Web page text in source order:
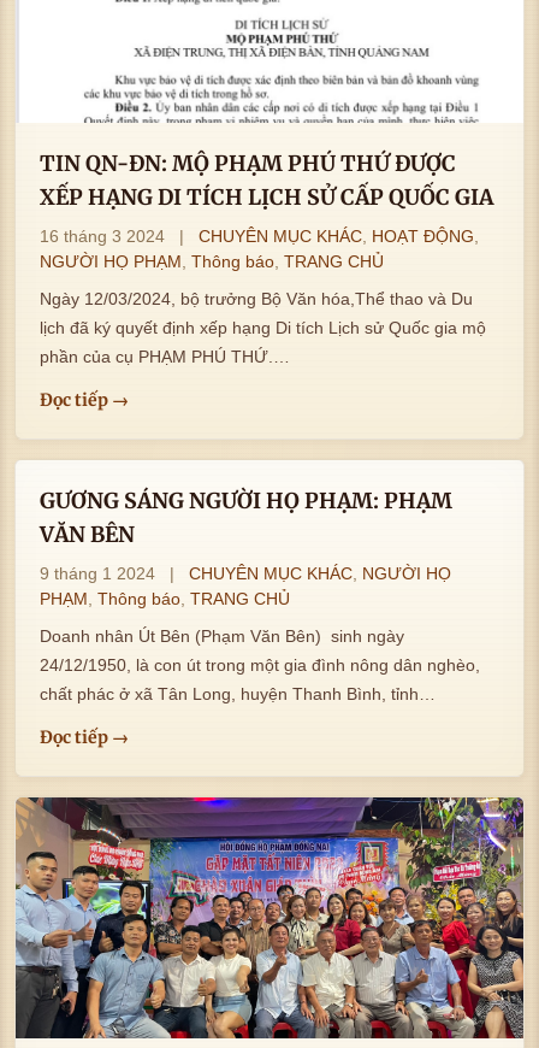
TIN QN-ĐN: MỘ PHẠM PHÚ THỨ ĐƯỢC
XẾP HẠNG DI TÍCH LỊCH SỬ CẤP QUỐC GIA
16 tháng 3 2024 CHUYÊN MỤC KHÁC HOẠT ĐỘNG
NGƯỜI HỌ PHẠM
Thông báo TRANG CHỦ
Ngày 12/03/2024, bộ trưởng Bộ Văn hóa,Thể thao và Du
lịch đã ký quyết định xếp hạng Di tích Lịch sử Quốc gia mộ
phần của cụ PHẠM PHÚ THỨ.…
Đọc tiếp →
GƯƠNG SÁNG NGƯỜI HỌ PHẠM: PHẠM
VĂN BÊN
9 tháng 1 2024 CHUYÊN MỤC KHÁC
NGƯỜI HỌ
PHẠM
Thông báo TRANG CHỦ
Doanh nhân Út Bên (Phạm Văn Bên) sinh ngày
24/12/1950, là con út trong một gia đình nông dân nghèo,
chất phác ở xã Tân Long, huyện Thanh Bình, tỉnh…
Đọc tiếp →